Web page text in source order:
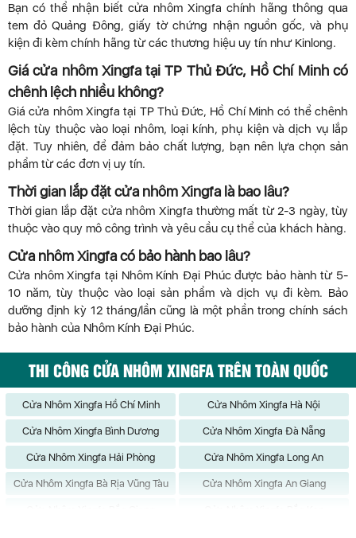
Bạn có thể nhận biết cửa nhôm Xingfa chính hãng thông qua
tem đỏ Quảng Đông, giấy tờ chứng nhận nguồn gốc, và phụ
kiện đi kèm chính hãng từ các thương hiệu uy tín như Kinlong.
Giá cửa nhôm Xingfa tại TP Thủ Đức, Hồ Chí Minh có
chênh lệch nhiều không?
Giá cửa nhôm Xingfa tại TP Thủ Đức, Hồ Chí Minh có thể chênh
lệch tùy thuộc vào loại nhôm, loại kính, phụ kiện và dịch vụ lắp
đặt. Tuy nhiên, để đảm bảo chất lượng, bạn nên lựa chọn sản
phẩm từ các đơn vị uy tín.
Thời gian lắp đặt cửa nhôm Xingfa là bao lâu?
Thời gian lắp đặt cửa nhôm Xingfa thường mất từ 2-3 ngày, tùy
thuộc vào quy mô công trình và yêu cầu cụ thể của khách hàng.
Cửa nhôm Xingfa có bảo hành bao lâu?
Cửa nhôm Xingfa tại Nhôm Kính Đại Phúc được bảo hành từ 5-
10 năm, tùy thuộc vào loại sản phẩm và dịch vụ đi kèm. Bảo
dưỡng định kỳ 12 tháng/lần cũng là một phần trong chính sách
bảo hành của Nhôm Kính Đại Phúc.
THI CÔNG CỬA NHÔM XINGFA TRÊN TOÀN QUỐC
Cửa Nhôm Xingfa Hồ Chí Minh Cửa Nhôm Xingfa Hà Nội
Cửa Nhôm Xingfa Bình Dương Cửa Nhôm Xingfa Đà Nẵng
Cửa Nhôm Xingfa Hải Phòng Cửa Nhôm Xingfa Long An
Cửa Nhôm Xingfa Bà Rịa Vũng Tàu Cửa Nhôm Xingfa An Giang